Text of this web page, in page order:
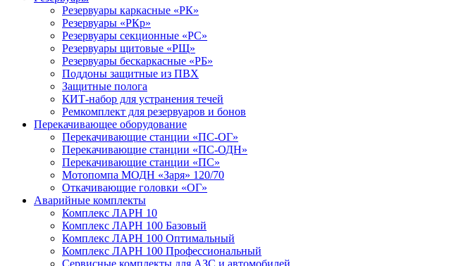
Резервуары каркасные «РК»
Резервуары «РКр»
Резервуары секционные «РС»
Резервуары щитовые «РЩ»
Резервуары бескаркасные «РБ»
Поддоны защитные из ПВХ
Защитные полога
КИТ-набор для устранения течей
Ремкомплект для резервуаров и бонов
Перекачивающее оборудование
Перекачивающие станции «ПС-ОГ»
Перекачивающие станции «ПС-ОДН»
Перекачивающие станции «ПС»
Мотопомпа МОДН «Заря» 120/70
Откачивающие головки «ОГ»
Аварийные комплекты
Комплекс ЛАРН 10
Комплекс ЛАРН 100 Базовый
Комплекс ЛАРН 100 Оптимальный
Комплекс ЛАРН 100 Профессиональный
Сервисные комплекты для АЗС и автомобилей